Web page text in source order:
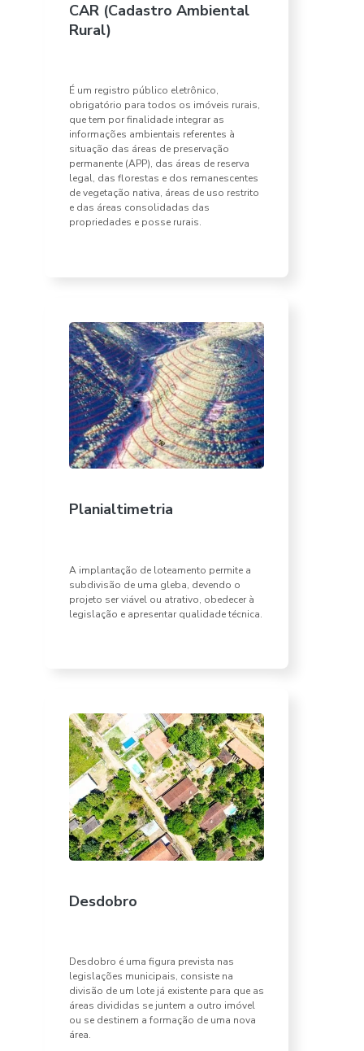
CAR (Cadastro Ambiental
Rural)
É um registro público eletrônico,
obrigatório para todos os imóveis rurais,
que tem por finalidade integrar as
informações ambientais referentes à
situação das áreas de preservação
permanente (APP), das áreas de reserva
legal, das florestas e dos remanescentes
de vegetação nativa, áreas de uso restrito
e das áreas consolidadas das
propriedades e posse rurais.
Planialtimetria
A implantação de loteamento permite a
subdivisão de uma gleba, devendo o
projeto ser viável ou atrativo, obedecer à
legislação e apresentar qualidade técnica.
Desdobro
Desdobro é uma figura prevista nas
legislações municipais, consiste na
divisão de um lote já existente para que as
áreas divididas se juntem a outro imóvel
ou se destinem a formação de uma nova
área.